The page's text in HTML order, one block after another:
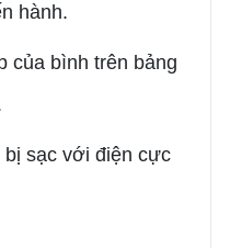
hành.
của bình trên bảng
bị sạc với điện cực